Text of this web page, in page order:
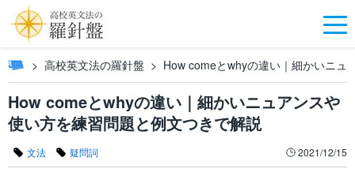
高校英文法の羅針盤 How comeとwhyの違い｜細かいニュ
How comeとwhyの違い｜細かいニュアンスや
使い方を練習問題と例文つきで解説
文法 疑問詞 2021/12/15